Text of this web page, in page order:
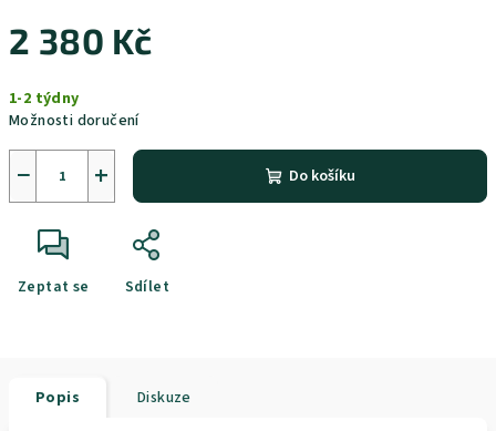
2 380 Kč
cena:
1-2 týdny
Možnosti doručení
+
− Do košíku
Zeptat se Sdílet
Popis Diskuze